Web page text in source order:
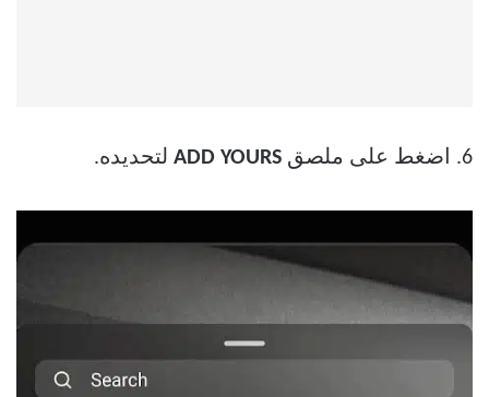
6. اضغط على ملصق ADD YOURS لتحديده.